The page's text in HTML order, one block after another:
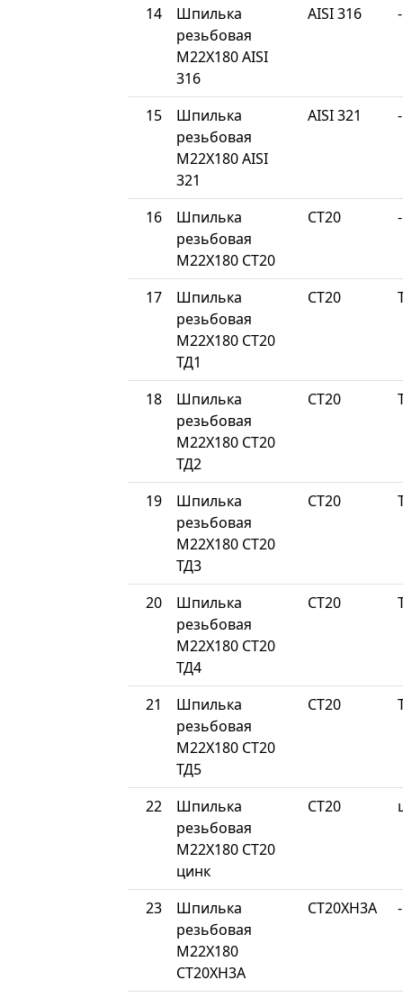
14
Шпилька
резьбовая
М22Х180 AISI
316
AISI 316 -
15
Шпилька
резьбовая
М22Х180 AISI
321
AISI 321 -
16
Шпилька
резьбовая
М22Х180 СТ20
СТ20 -
17
Шпилька
резьбовая
М22Х180 СТ20
ТД1
СТ20
18
Шпилька
резьбовая
М22Х180 СТ20
ТД2
СТ20
19
Шпилька
резьбовая
М22Х180 СТ20
ТД3
СТ20
20
Шпилька
резьбовая
М22Х180 СТ20
ТД4
СТ20
21
Шпилька
резьбовая
М22Х180 СТ20
ТД5
СТ20
22
Шпилька
резьбовая
М22Х180 СТ20
цинк
СТ20
23
Шпилька
резьбовая
М22Х180
СТ20ХН3А
СТ20ХН3А -